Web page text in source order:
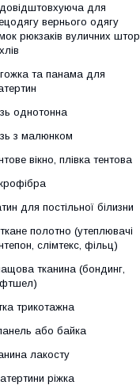
для
вернього одягу
рюкзаків вуличних штор
та панама для
однотонна
з малюнком
вікно, плівка тентова
для постільної білизни
полотно (утеплювачі
слімтекс, фільц)
тканина (бондинг,
трикотажна
або байка
лакосту
ріжка